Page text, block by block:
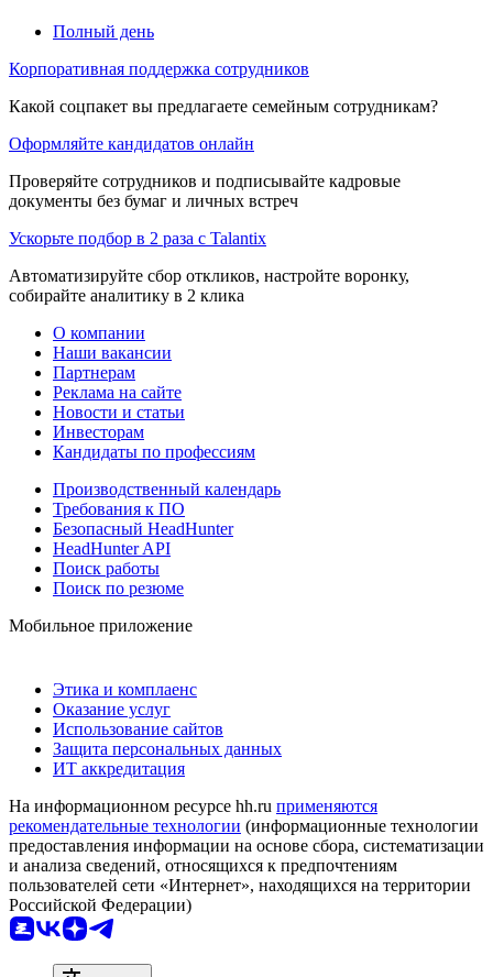
Полный день
Корпоративная поддержка сотрудников
Какой соцпакет вы предлагаете семейным сотрудникам?
Оформляйте кандидатов онлайн
Проверяйте сотрудников и подписывайте кадровые
документы без бумаг и личных встреч
Ускорьте подбор в 2 раза с Talantix
Автоматизируйте сбор откликов, настройте воронку,
собирайте аналитику в 2 клика
О компании
Наши вакансии
Партнерам
Реклама на сайте
Новости и статьи
Инвесторам
Кандидаты по профессиям
Производственный календарь
Требования к ПО
Безопасный HeadHunter
HeadHunter API
Поиск работы
Поиск по резюме
Мобильное приложение
Этика и комплаенс
Оказание услуг
Использование сайтов
Защита персональных данных
ИТ аккредитация
На информационном ресурсе hh.ru применяются
рекомендательные технологии (информационные технологии
предоставления информации на основе сбора, систематизации
и анализа сведений, относящихся к предпочтениям
пользователей сети «Интернет», находящихся на территории
Российской Федерации)